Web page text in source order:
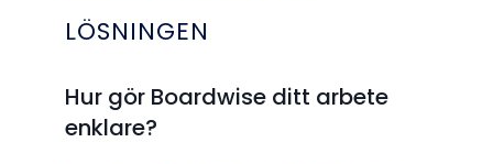
LÖSNINGEN
Hur gör Boardwise ditt arbete
enklare?